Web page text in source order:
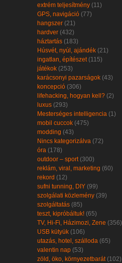
extrém teljesítmény (11)
GPS, navigáció (77)
hangszer (21)
hardver (432)
háztartás (183)
Húsvét, nyúl, ajándék (21)
ingatlan, építészet (115)
játékok (253)
karácsonyi pazarságok (43)
koncepció (306)
lifehacking, hogyan kell? (2)
luxus (293)
Mesterséges intelligencia (1)
mobil cuccok (475)
modding (43)
Nincs kategorizálva (72)
óra (178)
outdoor – sport (300)
reklám, viral, marketing (60)
rekord (12)
sufni tunning, DIY (99)
szolgálati közlemény (39)
szolgáltatás (85)
teszt, kipróbáltuk! (65)
TV, Hi-Fi, Házimozi, Zene (356)
USB kütyük (106)
utazás, hotel, szálloda (65)
valentin nap (53)
zöld, öko, környezetbarát (102)